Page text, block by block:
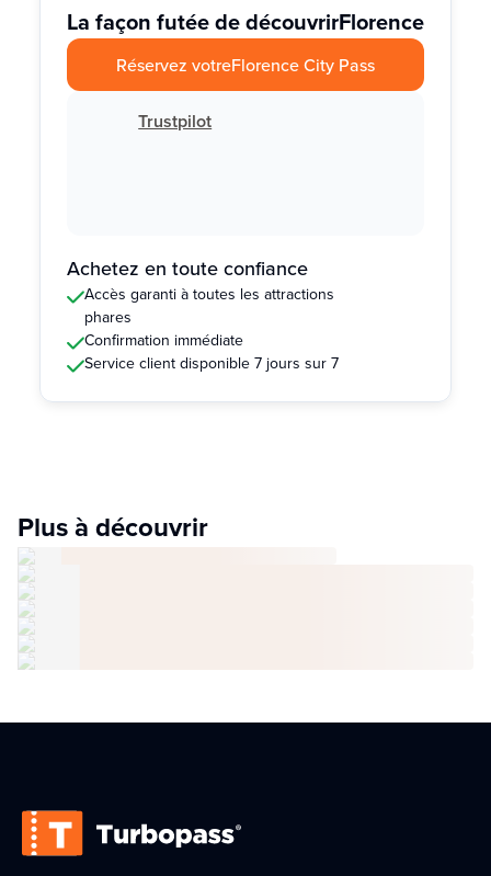
La façon futée de découvrirFlorence
Réservez votreFlorence City Pass
Trustpilot
Achetez en toute confiance
Accès garanti à toutes les attractions
phares
Confirmation immédiate
Service client disponible 7 jours sur 7
Plus à découvrir